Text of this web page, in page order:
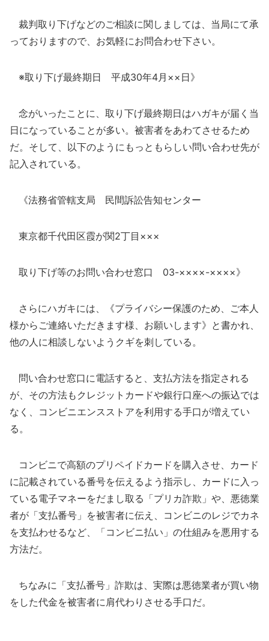
裁判取り下げなどのご相談に関しましては、当局にて承
っておりますので、お気軽にお問合わせ下さい。
※取り下げ最終期日 平成30年4月××日》
念がいったことに、取り下げ最終期日はハガキが届く当
日になっていることが多い。被害者をあわてさせるため
だ。そして、以下のようにもっともらしい問い合わせ先が
記入されている。
《法務省管轄支局 民間訴訟告知センター
東京都千代田区霞が関2丁目×××
取り下げ等のお問い合わせ窓口 03-××××-××××》
さらにハガキには、《プライバシー保護のため、ご本人
様からご連絡いただきます様、お願いします》と書かれ、
他の人に相談しないようクギを刺している。
問い合わせ窓口に電話すると、支払方法を指定される
が、その方法もクレジットカードや銀行口座への振込では
なく、コンビニエンスストアを利用する手口が増えてい
る。
コンビニで高額のプリペイドカードを購入させ、カード
に記載されている番号を伝えるよう指示し、カードに入っ
ている電子マネーをだまし取る「プリカ詐欺」や、悪徳業
者が「支払番号」を被害者に伝え、コンビニのレジでカネ
を支払わせるなど、「コンビニ払い」の仕組みを悪用する
方法だ。
ちなみに「支払番号」詐欺は、実際は悪徳業者が買い物
をした代金を被害者に肩代わりさせる手口だ。